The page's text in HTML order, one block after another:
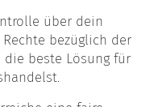
über dein
bezüglich der
die beste Lösung für